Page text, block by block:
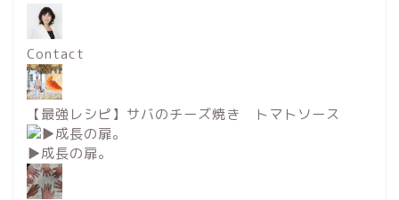
Contact
【最強レシピ】サバのチーズ焼き トマトソース
▶︎成長の扉。